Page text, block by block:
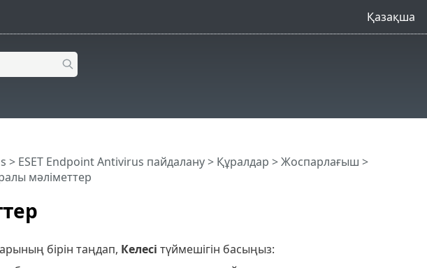
Қазақша
> ESET Endpoint Antivirus пайдалану> Құралдар >Жоспарлағыш >
мәліметтер
бірін таңдап, Келесі түймешігін басыңыз: